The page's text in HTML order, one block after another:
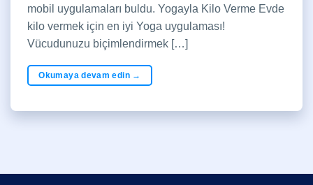
mobil uygulamaları buldu. Yogayla Kilo Verme Evde
kilo vermek için en iyi Yoga uygulaması!
Vücudunuzu biçimlendirmek […]
Okumaya devam edin →